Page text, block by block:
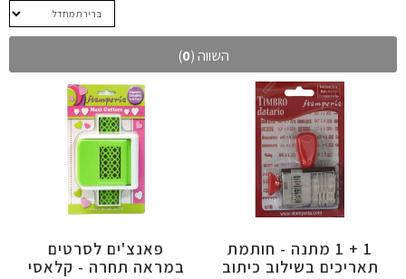
השווה (0
)
1 + 1 מתנה - חותמת
תאריכים בשילוב כיתוב
פאנצ'ים לסרטים
במראה תחרה - קלאסי